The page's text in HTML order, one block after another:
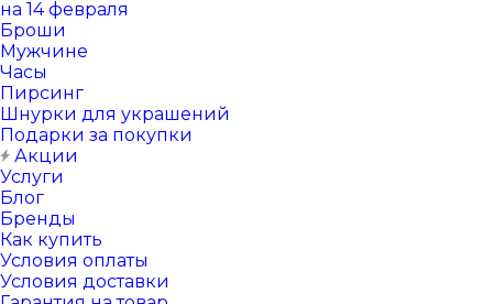
на 14 февраля
Броши
Мужчине
Часы
Пирсинг
Шнурки для украшений
Подарки за покупки
Акции
Услуги
Блог
Бренды
Как купить
Условия оплаты
Условия доставки